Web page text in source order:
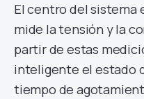
El centro del sistema
mide la tensión y la
partir de estas
inteligente el estado
tiempo de